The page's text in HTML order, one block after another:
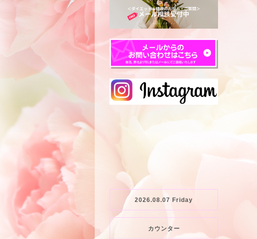
2026.08.07 Friday
カウンター